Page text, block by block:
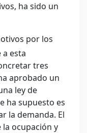
ha sido un
por los
esta
tres
aprobado un
ley de
ha supuesto es
la demanda. El
ocupación y